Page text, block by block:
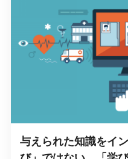
与えられた知識をイ